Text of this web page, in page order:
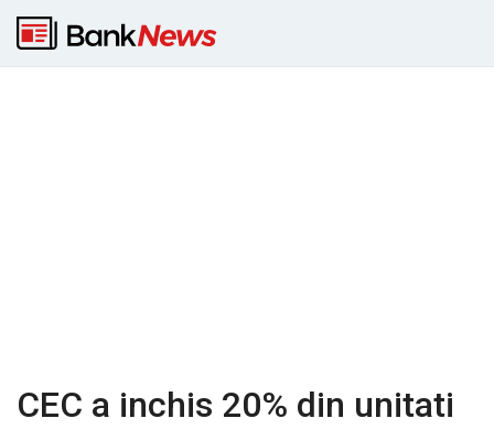
CEC a inchis 20% din unitati